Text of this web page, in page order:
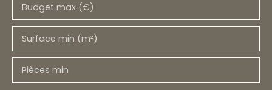
Budget max (€)
Surface min (m²)
Pièces min